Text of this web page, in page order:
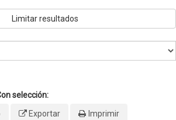
Limitar resultados
selección:
Exportar Imprimir